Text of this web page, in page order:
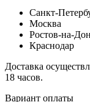
Санкт-
Москва
Ростов-на-
Краснодар
Доставка
18 часов.
Вариант оплаты